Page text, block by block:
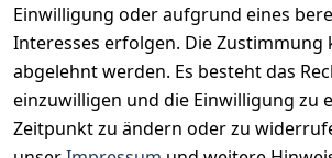
Einwilligung oder aufgrund eines
Interesses erfolgen. Die
abgelehnt werden. Es besteht das
einzuwilligen und die Einwilligung zu
Zeitpunkt zu ändern oder zu
Unser Unternehmen
Charity & Wohltätigkeit
BESUCHE UNS